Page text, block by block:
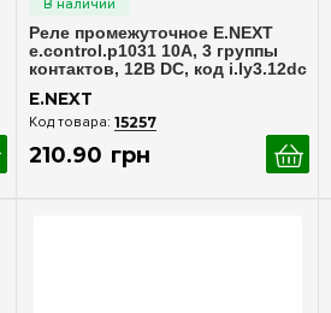
Реле промежуточное E.NEXT
e.control.p1031 10А, 3 группы
контактов, 12В DC, код i.ly3.12dc
E.NEXT
15257
210.90 грн